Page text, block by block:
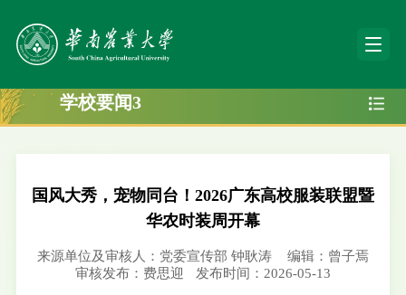
学校要闻3
国风大秀，宠物同台！2026广东高校服装联盟暨
华农时装周开幕
来源单位及审核人：党委宣传部 钟耿涛
编辑：曾子焉
审核发布：费思迎
发布时间：2026-05-13